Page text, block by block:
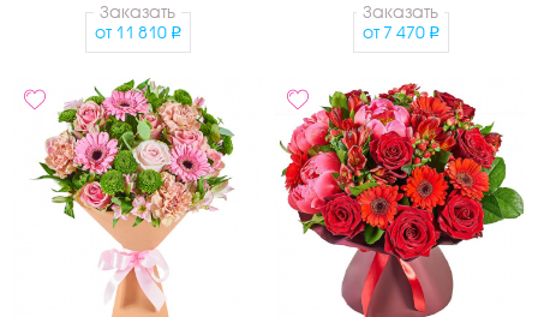
Заказать
от 11 810
Заказать
от 7 470